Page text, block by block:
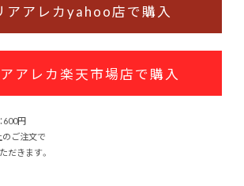
アアレカyahoo店で購入
アレカ楽天市場店で購入
円
ご注文で
だきます。